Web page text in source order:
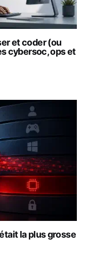
et coder (ou
cybersoc, ops et
la plus grosse